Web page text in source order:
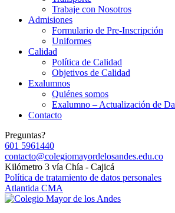
Trabaje con Nosotros
Admisiones
Formulario de Pre-Inscripción
Uniformes
Calidad
Política de Calidad
Objetivos de Calidad
Exalumnos
Quiénes somos
Exalumno – Actualización de
Contacto
Preguntas?
601 5961440
contacto@colegiomayordelosandes.edu.co
Kilómetro 3 vía Chía - Cajicá
Política de tratamiento de datos personales
Atlantida CMA